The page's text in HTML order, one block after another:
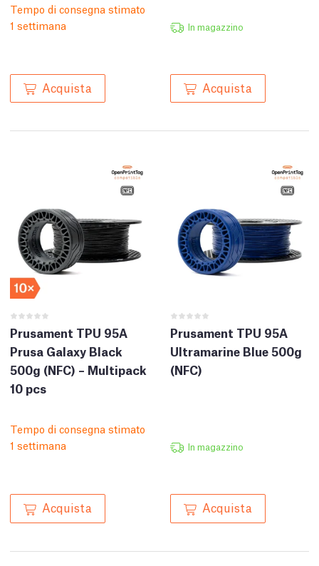
Tempo di consegna stimato
1 settimana
Acquista
In magazzino
Acquista
Prusament TPU 95A
Prusa Galaxy Black
500g (NFC) – Multipack
10 pcs
Tempo di consegna stimato
1 settimana
Acquista
Prusament TPU 95A
Ultramarine Blue 500g
(NFC)
In magazzino
Acquista